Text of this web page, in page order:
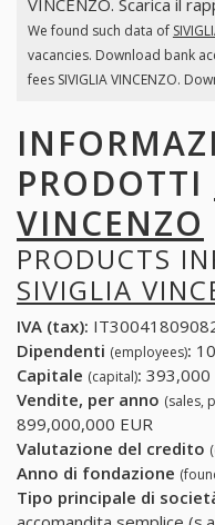
VINCENZO. Scarica il
We found such data of
vacancies. Download bank
fees SIVIGLIA VINCENZO.
PRODOTTI
VINCENZO
PRODUCTS
SIVIGLIA
IVA (tax):
Dipendenti (employees): 10
Capitale (capital): 393,000
Vendite, per anno (sales,
899,000,000 EUR
Valutazione del credito
Anno di fondazione
Tipo principale di